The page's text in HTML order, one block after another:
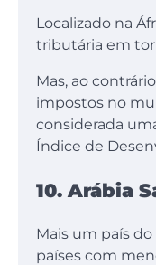
Localizado na
tributária em
Mas, ao
impostos no
considerada
Índice de
10. Arábia
Mais um país
países com